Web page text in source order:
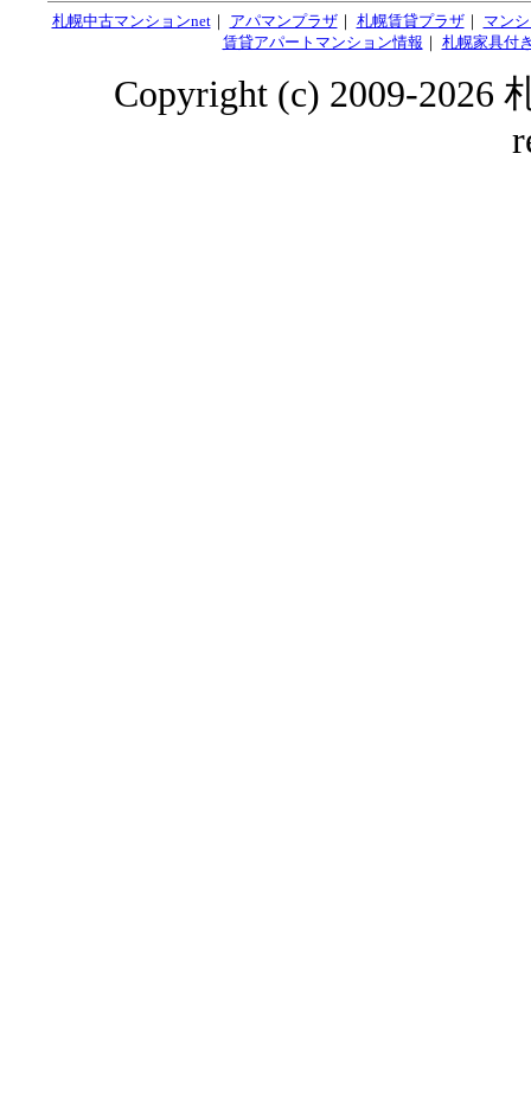
札幌中古マンションnet｜ アパマンプラザ｜ 札幌賃貸プラザ｜ マン
賃貸アパートマンション情報 ｜ 札幌家具付
Copyright (c) 2009-2026